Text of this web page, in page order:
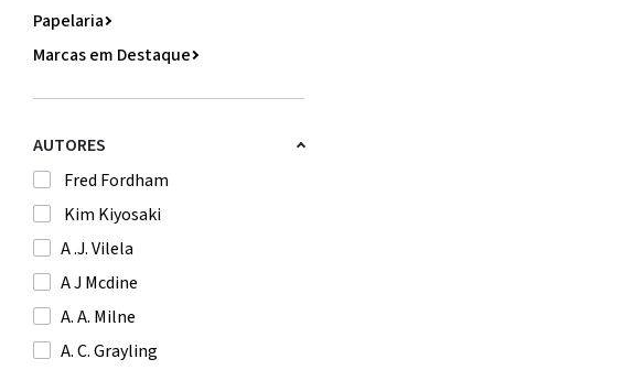
Papelaria
Marcas em Destaque
AUTORES
Fred Fordham
Kim Kiyosaki
A .J. Vilela
A J Mcdine
A. A. Milne
A. C. Grayling